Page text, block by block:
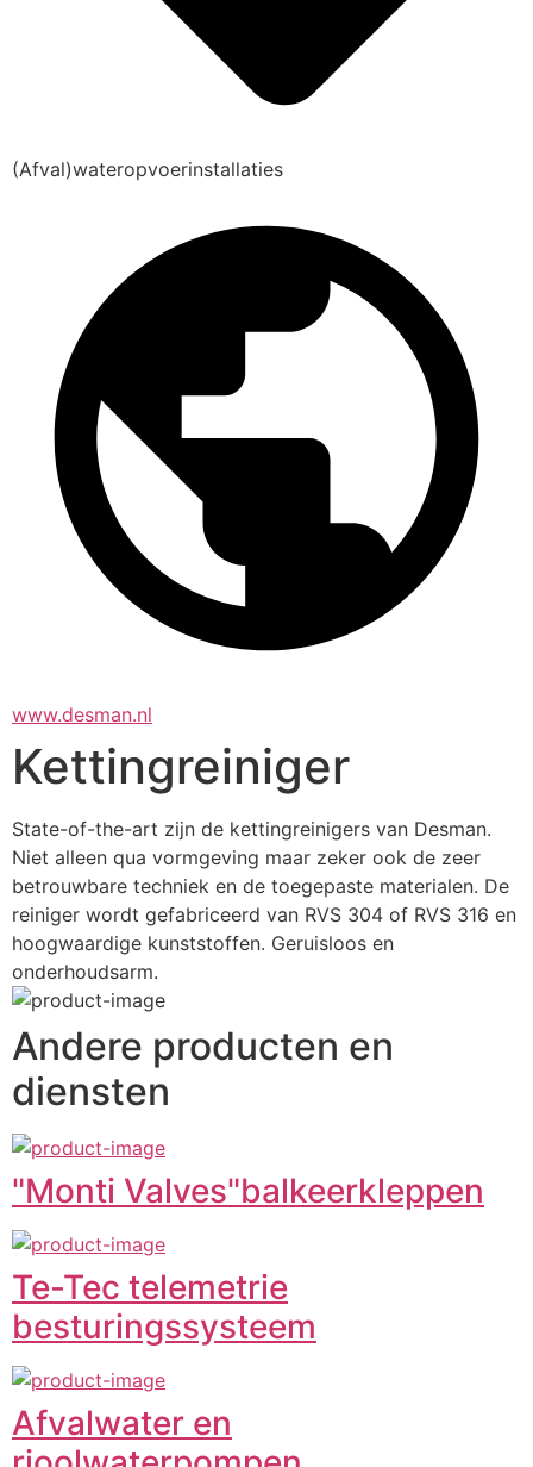
(Afval)wateropvoerinstallaties
www.desman.nl
Kettingreiniger
State-of-the-art zijn de kettingreinigers van Desman.
Niet alleen qua vormgeving maar zeker ook de zeer
betrouwbare techniek en de toegepaste materialen. De
reiniger wordt gefabriceerd van RVS 304 of RVS 316 en
hoogwaardige kunststoffen. Geruisloos en
onderhoudsarm.
Andere producten en
diensten
"Monti Valves"balkeerkleppen
Te-Tec telemetrie
besturingssysteem
Afvalwater en